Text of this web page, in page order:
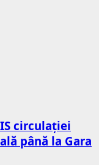
circulației
până la Gara